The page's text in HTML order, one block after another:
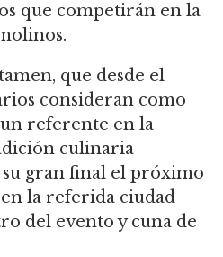
que competirán en la
que desde el
consideran como
referente en la
culinaria
gran final el próximo
en la referida ciudad
del evento y cuna de